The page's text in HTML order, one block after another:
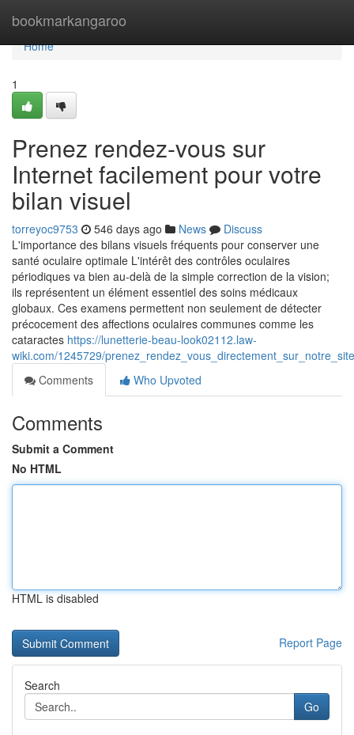
bookmarkangaroo
Home
Home
1
Prenez rendez-vous sur
Internet facilement pour votre
bilan visuel
torreyoc9753 546 days ago News
Discuss
L'importance des bilans visuels fréquents pour conserver une
santé oculaire optimale L'intérêt des contrôles oculaires
périodiques va bien au-delà de la simple correction de la vision;
ils représentent un élément essentiel des soins médicaux
globaux. Ces examens permettent non seulement de détecter
précocement des affections oculaires communes comme les
cataractes https://lunetterie-beau-look02112.law-
wiki.com/1245729/
Comments
Who Upvoted
Comments
Submit a Comment
No HTML
HTML is disabled
Report Page
Search
Go